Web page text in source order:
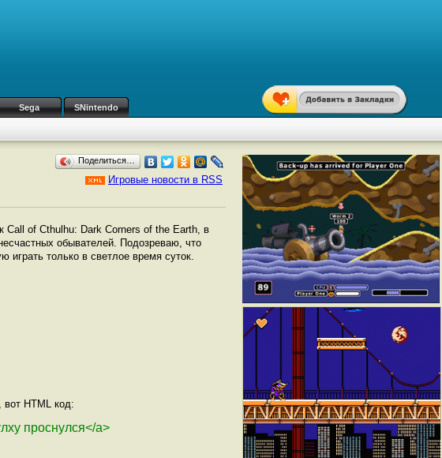
Sega SNintendo
Поделиться…
Игровые новости в RSS
Call of Cthulhu: Dark Corners of the Earth, в
обывателей. Подозреваю, что
играть только в светлое время суток.
вот HTML код:
проснулся</a>